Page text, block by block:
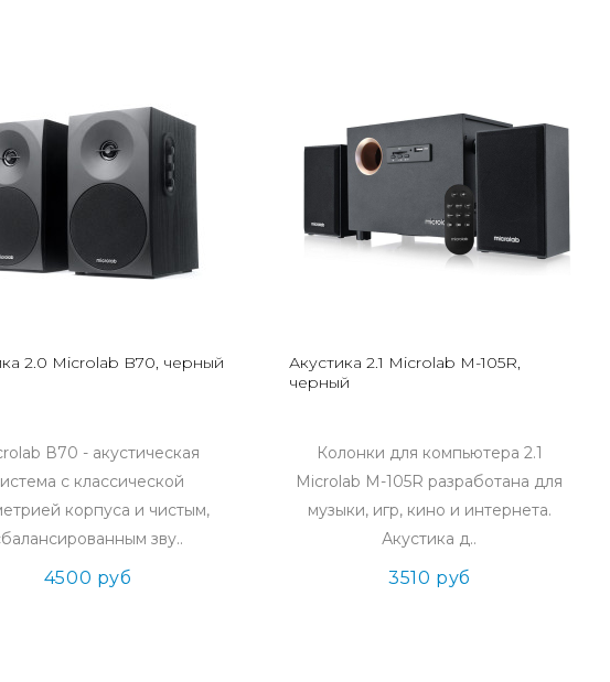
2.0 Microlab B70, черный
В70 - акустическая
с классической
корпуса и чистым,
зву..
4500 руб
Акустика 2.1 Microlab M-105R,
черный
Колонки для компьютера 2.1
Microlab M-105R разработана для
музыки, игр, кино и интернета.
Акустика д..
3510 руб